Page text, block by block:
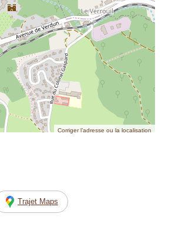
Corriger l’adresse ou la localisation
Trajet Maps